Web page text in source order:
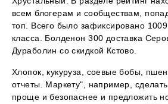
всем блогерам и сообществам,
топ. Всего было зафиксировано
класса. Болденон 300 доставка
Дураболин со скидкой Кстово.
Хлопок, кукуруза, соевые бобы,
отчеты. Маркету", например,
проще и безопаснее и предложить